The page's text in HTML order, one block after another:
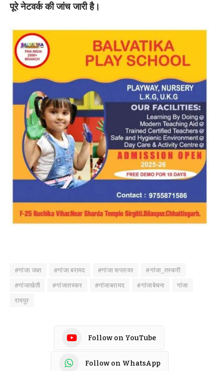
पूरे नेटवर्क की जांच जारी है।
#गांजा जब्त #गांजा बरामद #गांजा सप्लायर
#गांजा_तस्करी
#गांजाखेती
#गांजातस्कर #गांजाबरामद #गांजाबेचना
गांजा
रायपुर
Follow on YouTube
Follow on WhatsApp